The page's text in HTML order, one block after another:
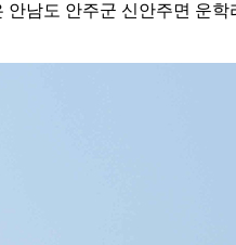
남도 안주군 신안주면 운